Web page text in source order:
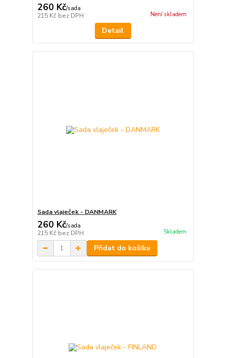
260 Kč/sada
215 Kč bez DPH Není skladem
Detail
Sada vlaječek - DANMARK
260 Kč/sada
215 Kč bez DPH Skladem
Přidat do košíku